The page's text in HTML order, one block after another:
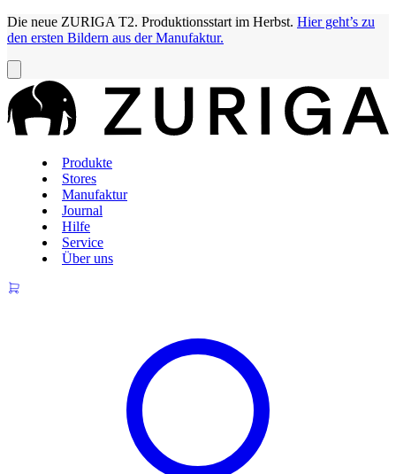
Die neue ZURIGA T2. Produktionsstart im Herbst. Hier geht’s zu
den ersten Bildern aus der Manufaktur.
Produkte
Stores
Manufaktur
Journal
Hilfe
Service
Über uns